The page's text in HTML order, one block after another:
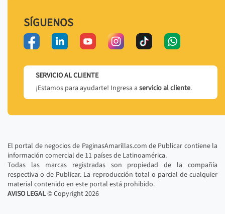
SÍGUENOS
SERVICIO AL CLIENTE
¡Estamos para ayudarte! Ingresa a servicio al cliente.
El portal de negocios de PaginasAmarillas.com de Publicar contiene la
información comercial de 11 países de Latinoamérica.
Todas las marcas registradas son propiedad de la compañía
respectiva o de Publicar. La reproducción total o parcial de cualquier
material contenido en este portal está prohibido.
AVISO LEGAL© Copyright2026